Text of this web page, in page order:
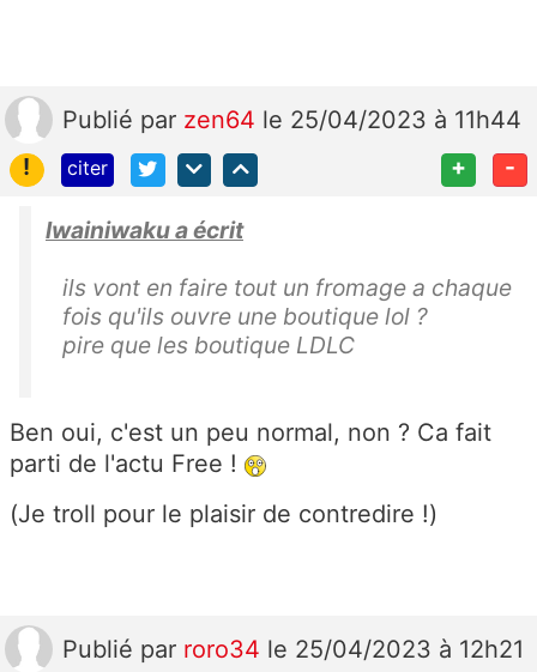
Publié par zen64 le 25/04/2023 à 11h44
!
citer + -
lwainiwaku a écrit
ils vont en faire tout un fromage a chaque
fois qu'ils ouvre une boutique lol ?
pire que les boutique LDLC
Ben oui, c'est un peu normal, non ? Ca fait
parti de l'actu Free !
(Je troll pour le plaisir de contredire !)
Publié par roro34 le 25/04/2023 à 12h21